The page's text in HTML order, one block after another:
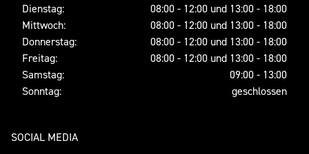
Dienstag:
08:00 - 12:00 und 13:00 - 18:00
Mittwoch:
08:00 - 12:00 und 13:00 - 18:00
Donnerstag:
08:00 - 12:00 und 13:00 - 18:00
Freitag:
08:00 - 12:00 und 13:00 - 18:00
Samstag:
09:00 - 13:00
Sonntag:
geschlossen
SOCIAL MEDIA